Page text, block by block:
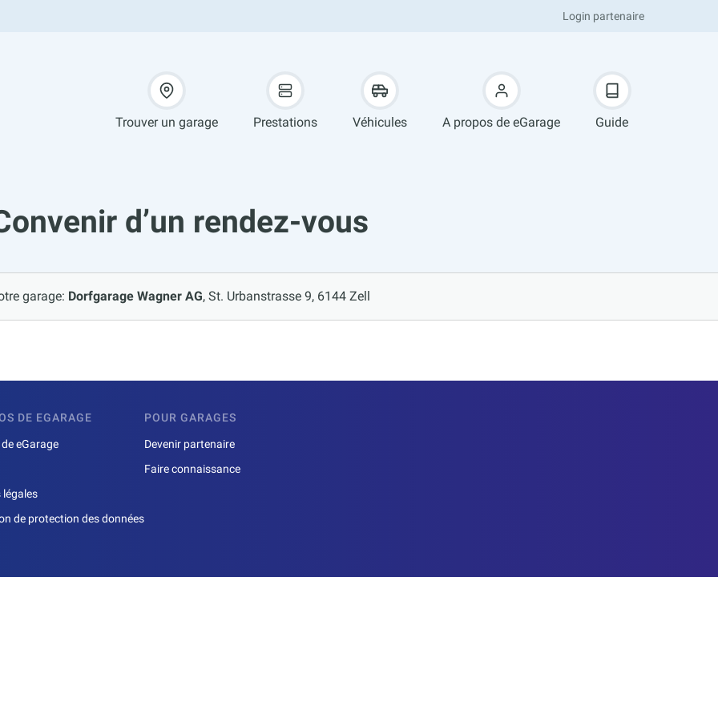
Login partenaire
Trouver un garage Prestations Véhicules A propos de eGarage Guide
d’un rendez-vous
garage: Dorfgarage Wagner AG St. Urbanstrasse 9, 6144 Zell
DE EGARAGE
eGarage
légales
de protection des données
POUR GARAGES
Devenir partenaire
Faire connaissance